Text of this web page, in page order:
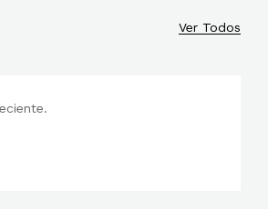
Ver Todos